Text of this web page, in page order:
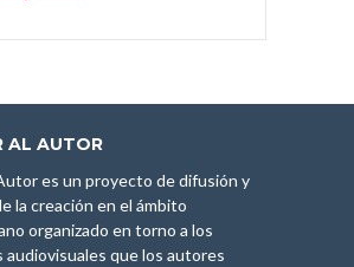
AL AUTOR
es un proyecto de difusión y
la creación en el ámbito
organizado en torno a los
audiovisuales que los autores